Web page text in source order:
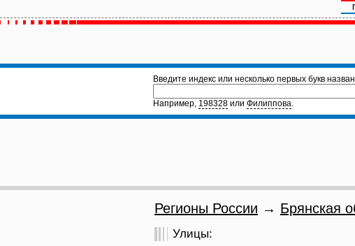
Введите индекс или несколько первых букв
Например, 198328 или Филиппова.
Регионы России → Брянская
Улицы: